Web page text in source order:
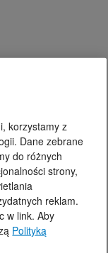
korzystamy z
Dane zebrane
do różnych
strony,
reklam.
w link. Aby
Polityką